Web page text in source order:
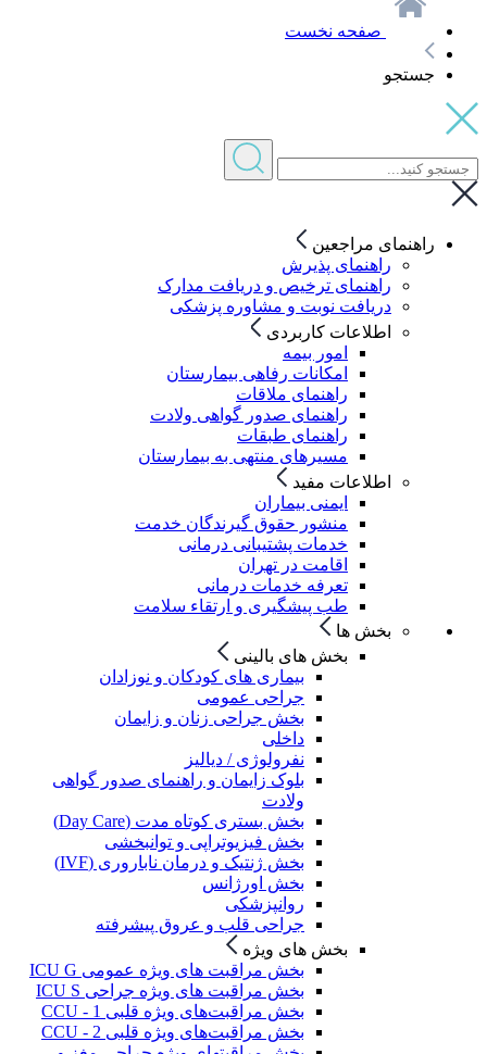
صفحه نخست
جستجو
راهنمای مراجعین
راهنمای پذیرش
راهنمای ترخیص و دریافت مدارک
دریافت نوبت و مشاوره پزشکی
اطلاعات کاربردی
امور بیمه
امکانات رفاهی بیمارستان
راهنمای ملاقات
راهنمای صدور گواهی ولادت
راهنمای طبقات
مسیرهای منتهی به بیمارستان
اطلاعات مفید
ایمنی بیماران
منشور حقوق گیرندگان خدمت
خدمات پشتیبانی درمانی
اقامت در تهران
تعرفه خدمات درمانی
طب پیشگیری و ارتقاء سلامت
بخش ها
بخش های بالینی
بیماری های کودکان و نوزادان
جراحی عمومی
بخش جراحی زنان و زایمان
داخلی
نفرولوژی / دیالیز
بلوک زایمان و راهنمای صدور گواهی
ولادت
بخش بستری کوتاه مدت (Day Care)
بخش فیزیوتراپی و توانبخشی
بخش ژنتیک و درمان ناباروری (IVF)
بخش اورژانس
روانپزشکی
جراحی قلب و عروق پیشرفته
بخش های ویژه
بخش مراقبت های ویژه عمومی ICU G
بخش مراقبت های ویژه جراحی ICU S
بخش مراقبت‌های ویژه قلبی CCU - 1
بخش مراقبت‌های ویژه قلبی CCU - 2